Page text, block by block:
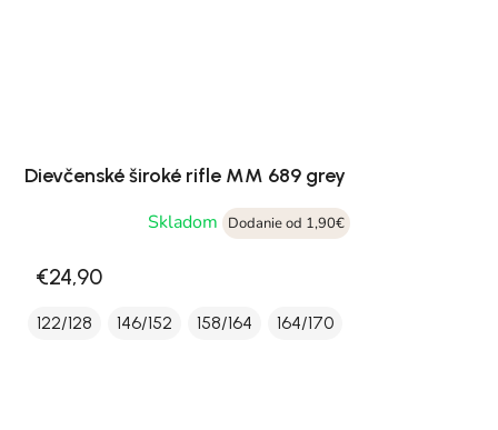
Dievčenské široké rifle MM 689 grey
Skladom
Dodanie od 1,90€
€24,90
122/128 146/152 158/164 164/170